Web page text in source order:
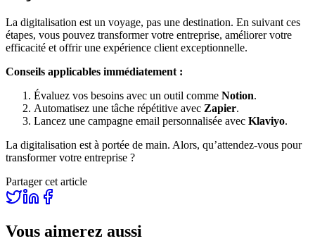
La digitalisation est un voyage, pas une destination. En suivant ces
étapes, vous pouvez transformer votre entreprise, améliorer votre
efficacité et offrir une expérience client exceptionnelle.
Conseils applicables immédiatement :
Évaluez vos besoins avec un outil comme Notion.
Automatisez une tâche répétitive avec Zapier.
Lancez une campagne email personnalisée avec Klaviyo.
La digitalisation est à portée de main. Alors, qu’attendez-vous pour
transformer votre entreprise ?
Partager cet article
Vous aimerez aussi